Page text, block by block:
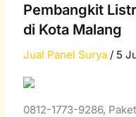
Pembangkit
di Kota Malang
Jual Panel Surya / 5
0812-1773-9286,